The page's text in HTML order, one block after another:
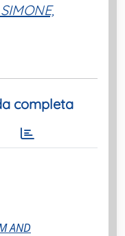
completa
AND